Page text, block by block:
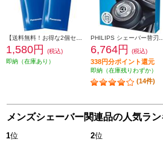
1,580円
(税込)
即納（在庫あり）
6,764円 (税込)
338円分ポイント還元
即納（在庫残りわずか）
(14件)
メンズシェーバー関連品の人気ラ
1位 2位